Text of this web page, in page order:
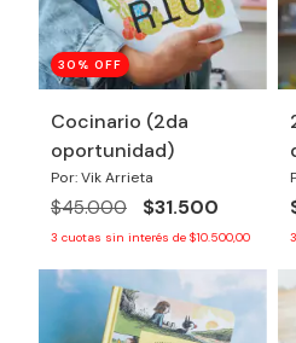
30 % OFF
Cocinario (2da
oportunidad)
Por: Vik Arrieta
$45.000 $31.500
3 cuotas sin interés de $10.500,00 3